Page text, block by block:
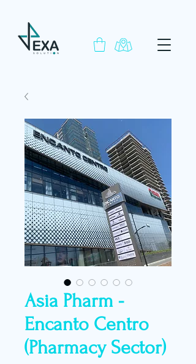
Asia Pharm -
Encanto Centro
(Pharmacy Sector)